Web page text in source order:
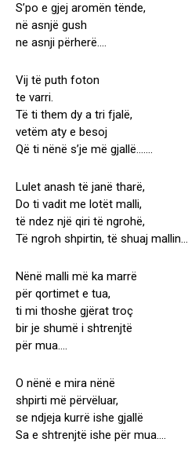
S’po e gjej aromën tënde,
në asnjë gush
ne asnji përherë….
Vij të puth foton
te varri.
Të ti them dy a tri fjalë,
vetëm aty e besoj
Që ti nënë s’je më gjallë…….
Lulet anash të janë tharë,
Do ti vadit me lotët malli,
të ndez një qiri të ngrohë,
Të ngroh shpirtin, të shuaj mallin…
Nënë malli më ka marrë
për qortimet e tua,
ti mi thoshe gjërat troç
bir je shumë i shtrenjtë
për mua….
O nënë e mira nënë
shpirti më përvëluar,
se ndjeja kurrë ishe gjallë
Sa e shtrenjtë ishe për mua….